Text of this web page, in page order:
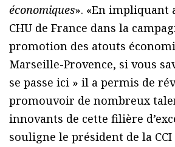
économiques». «En impliquant
CHU de France dans la
promotion des atouts
Marseille-Provence, si vous
se passe ici » il a permis de
promouvoir de nombreux
innovants de cette filière
souligne le président de la